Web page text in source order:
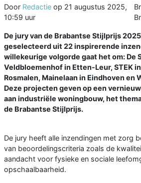
Door Redactie op 21 augustus 2025,
10:59 uur
De jury van de Brabantse Stijlprijs
geselecteerd uit 22 inspirerende
willekeurige volgorde gaat het om: De
Veldbloemenhof in Etten-Leur, STEK
Rosmalen, Mainelaan in Eindhoven en
Deze projecten geven op een
aan industriële woningbouw, het
de Brabantse Stijlprijs.
De jury heeft alle inzendingen met zorg
van beoordelingscriteria zoals de
aandacht voor fysieke en sociale
opschaalbaarheid.